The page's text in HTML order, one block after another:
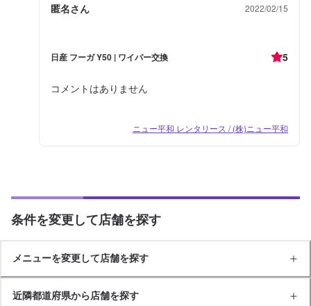
匿名さん 2022/02/15
日産 フーガ Y50 | ワイパー交換 5
コメントはありません
ニュー平和 レンタリース / (株)ニュー平和
条件を変更して店舗を探す
メニューを変更して店舗を探す
近隣都道府県から店舗を探す